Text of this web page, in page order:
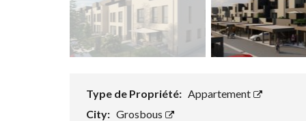
Type de Propriété: Appartement
City: Grosbous